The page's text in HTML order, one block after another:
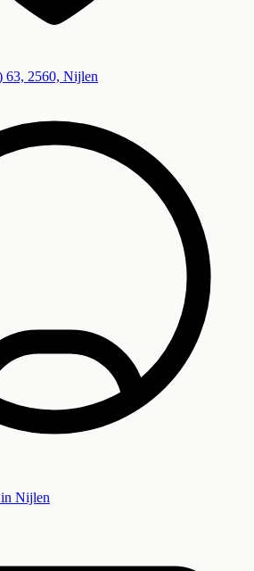
63, 2560, Nijlen
Nijlen